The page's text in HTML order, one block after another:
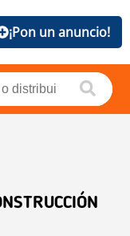
¡Pon un anuncio!